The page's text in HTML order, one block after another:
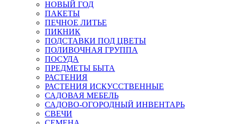
НОВЫЙ ГОД
ПАКЕТЫ
ПЕЧНОЕ ЛИТЬЕ
ПИКНИК
ПОДСТАВКИ ПОД ЦВЕТЫ
ПОЛИВОЧНАЯ ГРУППА
ПОСУДА
ПРЕДМЕТЫ БЫТА
РАСТЕНИЯ
РАСТЕНИЯ ИСКУССТВЕННЫЕ
САДОВАЯ МЕБЕЛЬ
САДОВО-ОГОРОДНЫЙ ИНВЕНТАРЬ
СВЕЧИ